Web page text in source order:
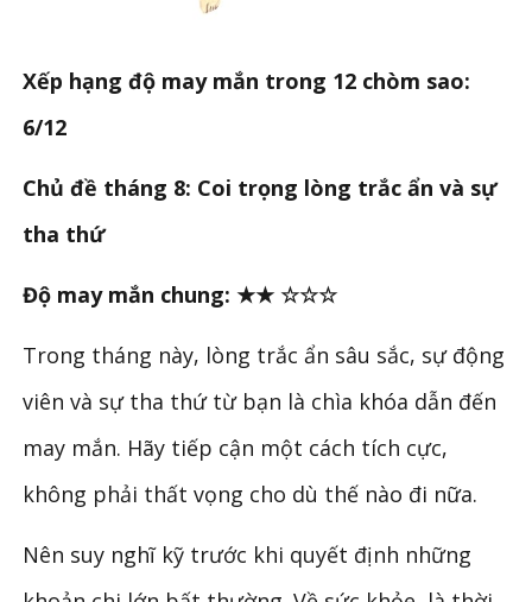
Xếp hạng độ may mắn trong 12 chòm sao:
6/12
Chủ đề tháng 8: Coi trọng lòng trắc ẩn và sự
tha thứ
Độ may mắn chung: ★★ ☆☆☆
Trong tháng này, lòng trắc ẩn sâu sắc, sự động
viên và sự tha thứ từ bạn là chìa khóa dẫn đến
may mắn. Hãy tiếp cận một cách tích cực,
không phải thất vọng cho dù thế nào đi nữa.
Nên suy nghĩ kỹ trước khi quyết định những